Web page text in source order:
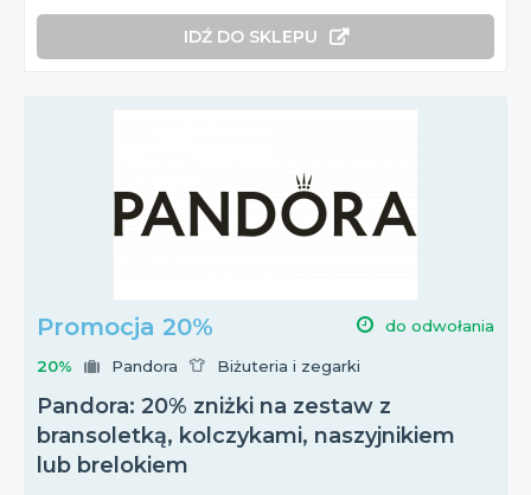
IDŹ DO SKLEPU
Promocja 20% do odwołania
20% Pandora Biżuteria i zegarki
Pandora: 20% zniżki na zestaw z
bransoletką, kolczykami, naszyjnikiem
lub brelokiem